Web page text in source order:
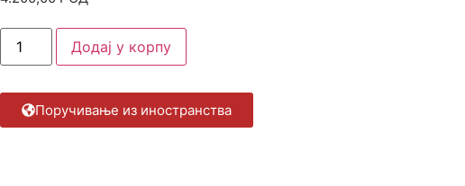
Додај у корпу
Поручивање из иностранства